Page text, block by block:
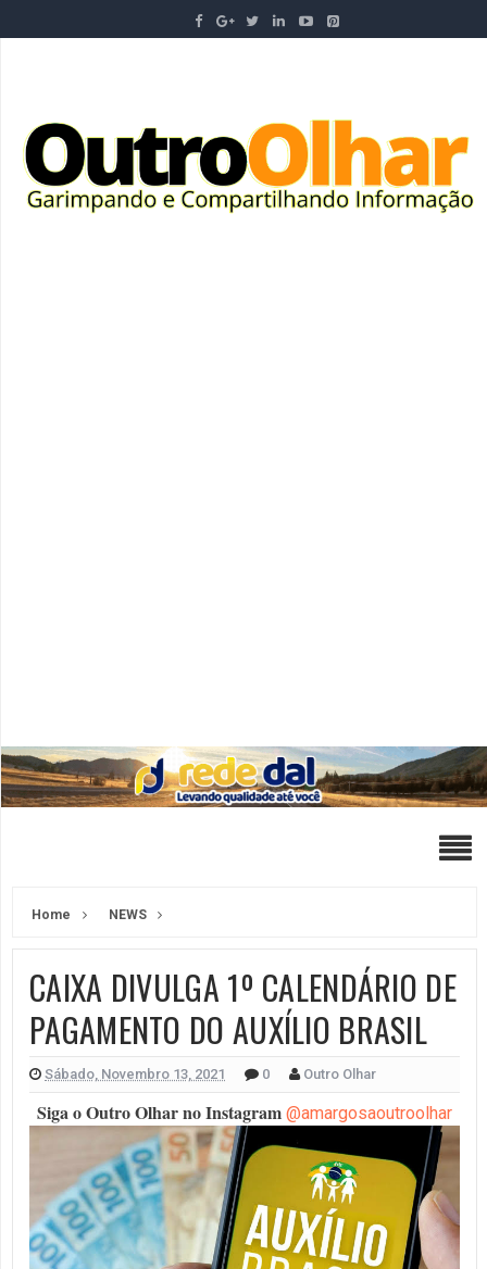
Home NEWS
CAIXA DIVULGA 1º CALENDÁRIO DE
PAGAMENTO DO AUXÍLIO BRASIL
Sábado, Novembro 13, 2021 0 Outro Olhar
Siga o Outro Olhar no Instagram @amargosaoutroolhar